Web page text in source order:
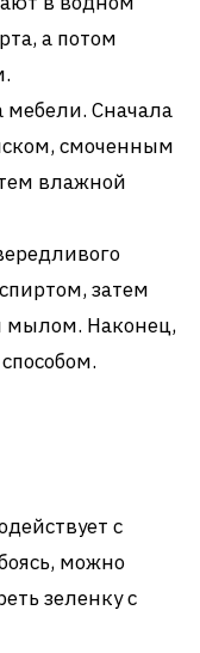
а потом
мебели. Сначала
смоченным
влажной
затем
мылом. Наконец,
с
можно
зеленку с